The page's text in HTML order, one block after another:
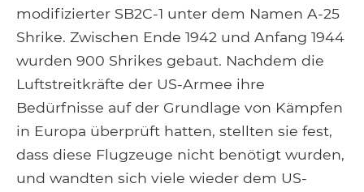
modifizierter SB2C-1 unter dem Namen A-25
Shrike. Zwischen Ende 1942 und Anfang 1944
wurden 900 Shrikes gebaut. Nachdem die
Luftstreitkräfte der US-Armee ihre
Bedürfnisse auf der Grundlage von Kämpfen
in Europa überprüft hatten, stellten sie fest,
dass diese Flugzeuge nicht benötigt wurden,
und wandten sich viele wieder dem US-